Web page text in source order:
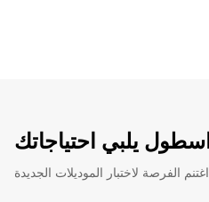
اسطول يلبي احتياجاتك
اغتنم الفرصة لاختبار الموديلات الجديدة